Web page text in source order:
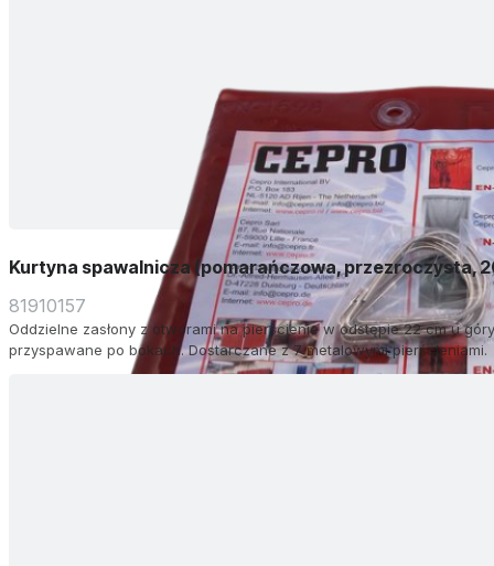
Kurtyna spawalnicza (pomarańczowa, przezroczysta,
81910157
Oddzielne zasłony z otworami na pierścienie w odstępie 22 cm u
przyspawane po bokach. Dostarczane z 7 metalowymi pierścieniami.